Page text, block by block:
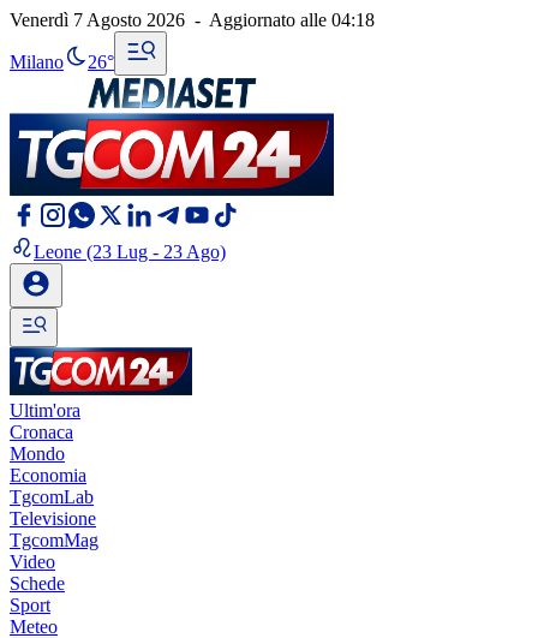
Venerdì 7 Agosto 2026 - Aggiornato alle 04:18
Milano 26°
Leone (23 Lug - 23 Ago)
Ultim'ora
Cronaca
Mondo
Economia
TgcomLab
Televisione
TgcomMag
Video
Schede
Sport
Meteo